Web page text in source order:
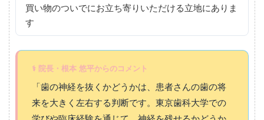
買い物のついでにお立ち寄りいただける立地にありま
す
⚕ 院長・根本 悠平からのコメント
「歯の神経を抜くかどうかは、患者さんの歯の将
来を大きく左右する判断です。東京歯科大学での